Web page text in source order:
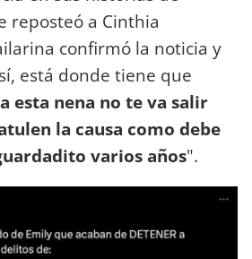
reposteó a Cinthia
confirmó la noticia y
está donde tiene que
esta nena no te va salir
la causa como debe
varios años".